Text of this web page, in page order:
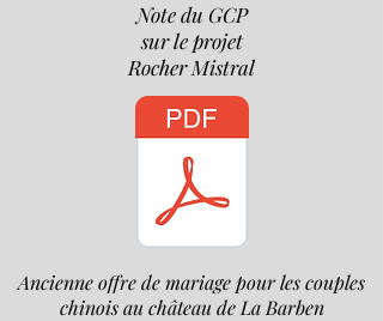
Note du GCP
sur le projet
Rocher Mistral
Ancienne offre de mariage pour les couples
chinois au château de La Barben